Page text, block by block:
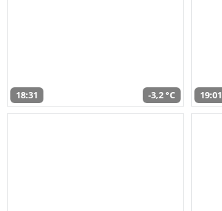
18:31 -3,2 °C 19:01